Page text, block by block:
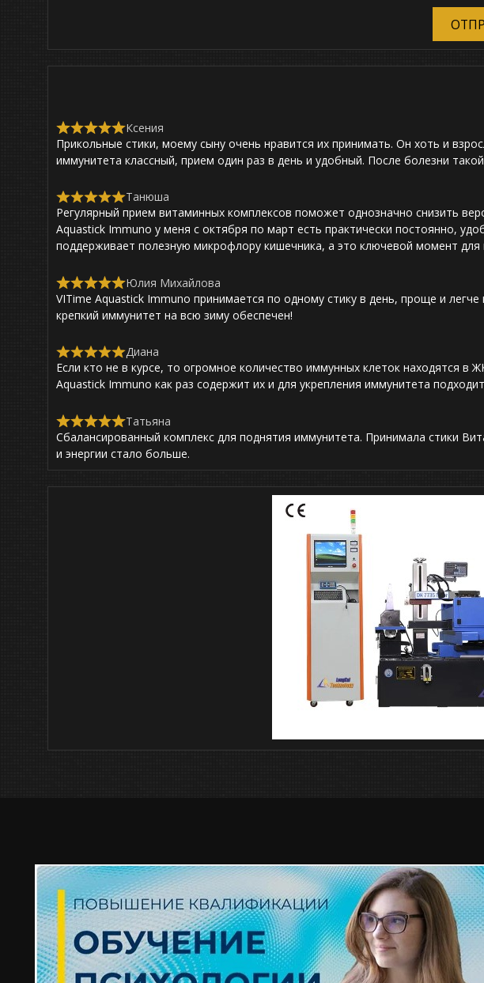
R
a
t
5
,
0
o
u
f
5
Прикольные стики, моему сыну очень нравится их принимать. Он хоть и
иммунитета классный, прием один раз в день и удобный. После болезни
Ксения
R
a
t
e
d
,
0
o
u
f
5
Регулярный прием витаминных комплексов поможет однозначно снизить
Aquastick Immuno у меня с октября по март есть практически постоянно,
поддерживает полезную микрофлору кишечника, а это ключевой момент
Танюша
R
a
t
5
,
0
o
t
o
f
5
VITime Aquastick Immuno принимается по одному стику в день, проще и
крепкий иммунитет на всю зиму обеспечен!
Юлия Михайлова
R
a
t
5
,
0
o
u
t
Если кто не в курсе, то огромное количество иммунных клеток находятся
Aquastick Immuno как раз содержит их и для укрепления иммунитета
Диана
R
a
t
5
Сбалансированный комплекс для поднятия иммунитета. Принимала стики
и энергии стало больше.
Татьяна